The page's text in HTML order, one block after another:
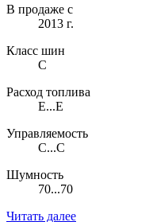
В продаже с
2013 г.
Класс шин
C
Расход топлива
E...E
Управляемость
C...C
Шумность
70...70
Читать далее